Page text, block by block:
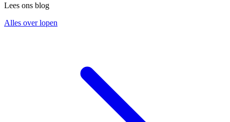
Lees ons blog
Alles over lopen